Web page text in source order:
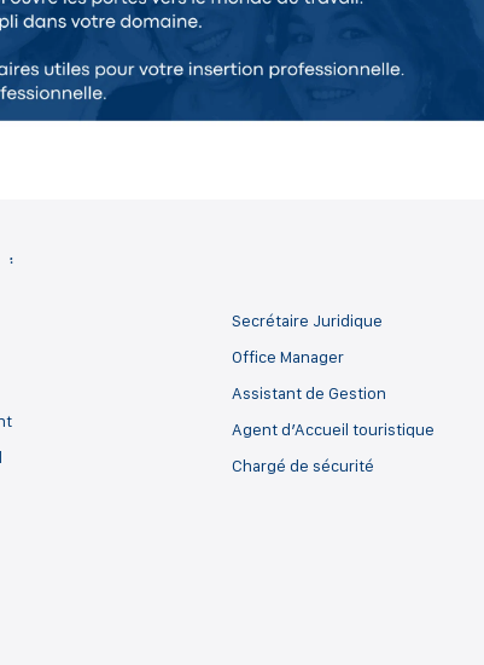
:
Secrétaire Juridique
Office Manager
Assistant de Gestion
Agent d’Accueil touristique
Chargé de sécurité